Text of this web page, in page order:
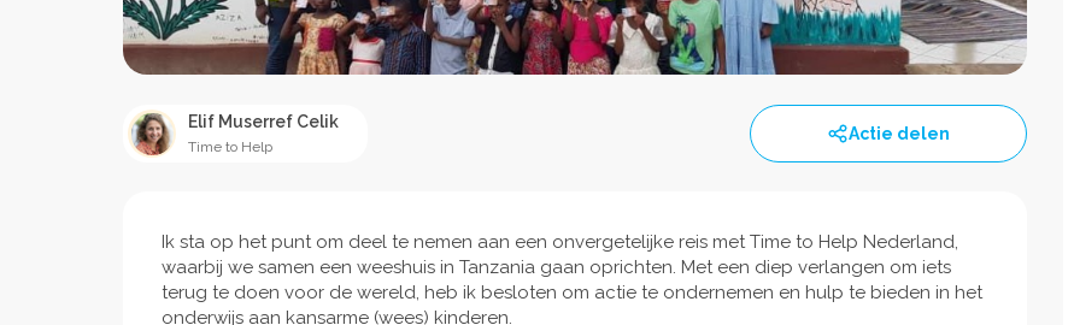
Elif Muserref Celik
Time to Help
Actie delen
Ik sta op het punt om deel te nemen aan een onvergetelijke reis met Time to Help Nederland,
waarbij we samen een weeshuis in Tanzania gaan oprichten. Met een diep verlangen om iets
terug te doen voor de wereld, heb ik besloten om actie te ondernemen en hulp te bieden in het
onderwijs aan kansarme (wees) kinderen.